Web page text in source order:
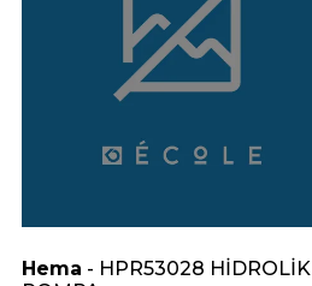
Hema - HPR53028 HİDROLİK